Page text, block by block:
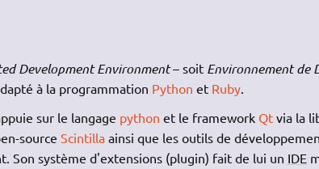
Development Environment– soit Environnement de
à la programmation Python et Ruby.
sur le langage python et le framework Qtvia la
source Scintillaainsi que les outils de
Son système d'extensions (plugin) fait de lui un IDE